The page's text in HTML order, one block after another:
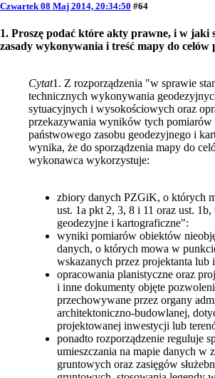
Czwartek 08 Maj 2014, 20:34:50 #64
1. Proszę podać które akty prawne, i w jaki
zasady wykonywania i treść mapy do
Cytat1. Z rozporządzenia "w sprawie
technicznych wykonywania
sytuacyjnych i wysokościowych oraz
przekazywania wyników tych pomiarów
państwowego zasobu geodezyjnego i
wynika, że do sporządzenia mapy do
wykonawca wykorzystuje:
zbiory danych PZGiK, o których
ust. 1a pkt 2, 3, 8 i 11 oraz ust.
geodezyjne i kartograficzne":
wyniki pomiarów obiektów
danych, o których mowa w
wskazanych przez projektanta lub
opracowania planistyczne oraz
i inne dokumenty objęte
przechowywane przez organy
architektoniczno-budowlanej,
projektowanej inwestycji lub
ponadto rozporządzenie reguluje
umieszczania na mapie danych w
gruntowych oraz zasięgów